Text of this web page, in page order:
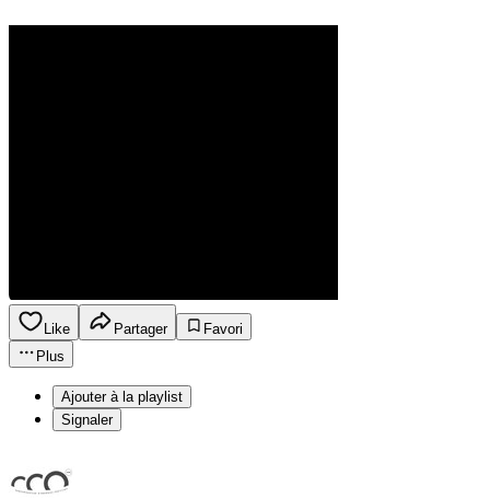
Like Partager
Favori
Plus
Ajouter à la playlist
Signaler